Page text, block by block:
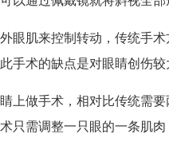
肌来控制转动，传统手术
手术的缺点是对眼睛创伤较
做手术，相对比传统需要
只需调整一只眼的一条肌